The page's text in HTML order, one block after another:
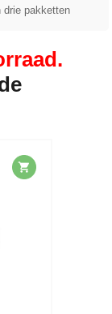
drie pakketten